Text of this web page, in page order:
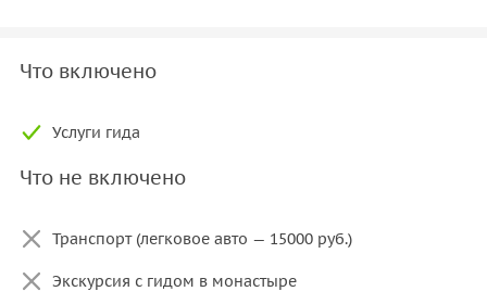
Что включено
Услуги гида
Что не включено
Транспорт (легковое авто — 15000 руб.)
Экскурсия с гидом в монастыре